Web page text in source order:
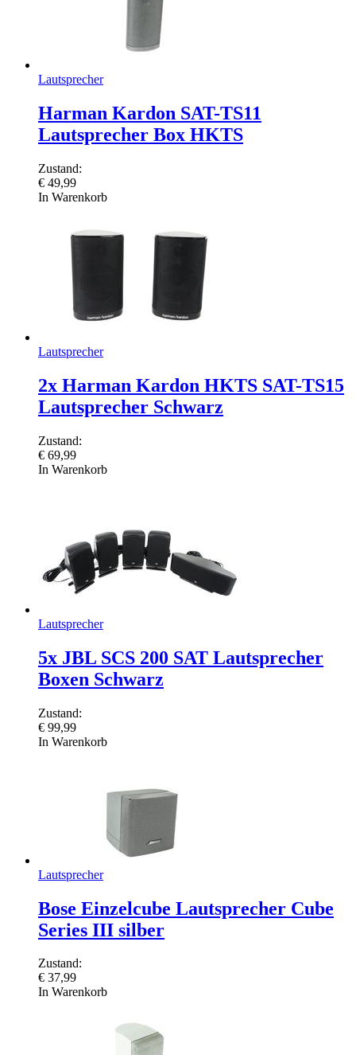
Lautsprecher
Harman Kardon SAT-TS11
Lautsprecher Box HKTS
Zustand:
€ 49,99
In Warenkorb
Lautsprecher
2x Harman Kardon HKTS SAT-TS15
Lautsprecher Schwarz
Zustand:
€ 69,99
In Warenkorb
Lautsprecher
5x JBL SCS 200 SAT Lautsprecher
Boxen Schwarz
Zustand:
€ 99,99
In Warenkorb
Lautsprecher
Bose Einzelcube Lautsprecher Cube
Series III silber
Zustand:
€ 37,99
In Warenkorb